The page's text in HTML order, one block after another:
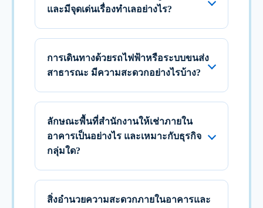
และมีจุดเด่นเรื่องทำเลอย่างไร?
การเดินทางด้วยรถไฟฟ้าหรือระบบขนส่ง
สาธารณะ มีความสะดวกอย่างไรบ้าง?
ลักษณะพื้นที่สำนักงานให้เช่าภายใน
อาคารเป็นอย่างไร และเหมาะกับธุรกิจ
กลุ่มใด?
สิ่งอำนวยความสะดวกภายในอาคารและ